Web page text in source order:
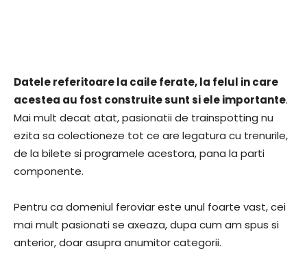
Datele referitoare la caile ferate, la felul in care
acestea au fost construite sunt si ele importante.
Mai mult decat atat, pasionatii de trainspotting nu
ezita sa colectioneze tot ce are legatura cu trenurile,
de la bilete si programele acestora, pana la parti
componente.
Pentru ca domeniul feroviar este unul foarte vast, cei
mai mult pasionati se axeaza, dupa cum am spus si
anterior, doar asupra anumitor categorii.